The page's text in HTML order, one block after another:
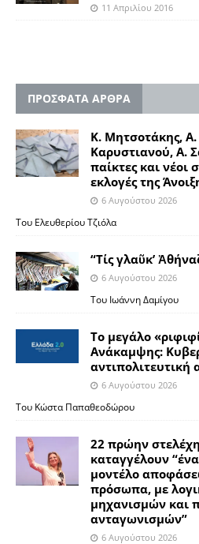
11 Απριλίου 2016
ΠΡΟΣΦΑΤΑ ΑΡΘΡΑ
Κ. Μητσοτάκης,
Καρυστιανού, Α.
παίκτες και νέοι
εκλογές της
6 Αυγούστου 2026
Του Ελευθερίου Τζιόλα
“Τίς γλαῦκ’
6 Αυγούστου 2026
Του Ιωάννη Δαμίγου
Το μεγάλο
Ανάκαμψης:
αντιπολιτευτική
6 Αυγούστου 2026
Του Κώστα Παπαθεοδώρου
22 πρώην
καταγγέλουν
μοντέλο
πρόσωπα, με
μηχανισμών και
ανταγωνισμών”
6 Αυγούστου 2026